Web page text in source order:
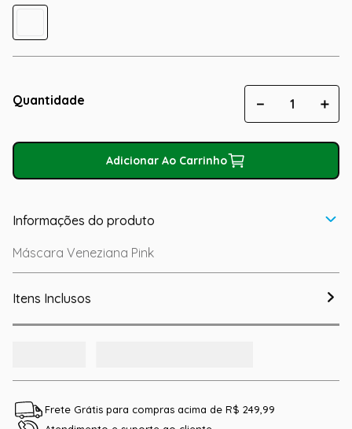
Quantidade ＋
－
Adicionar Ao Carrinho
Informações do produto
Máscara Veneziana Pink
Itens Inclusos
Frete Grátis para compras acima de R$ 249,99